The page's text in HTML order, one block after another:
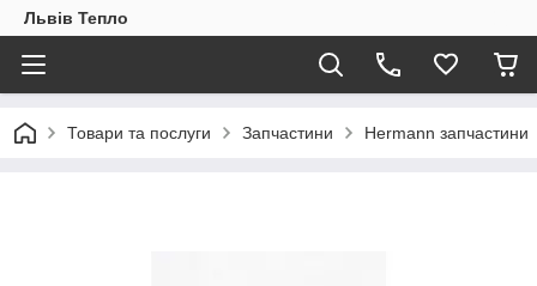
Львів Тепло
Товари та послуги Запчастини Hermann запчастини